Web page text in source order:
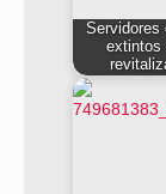
Servidores
extintos